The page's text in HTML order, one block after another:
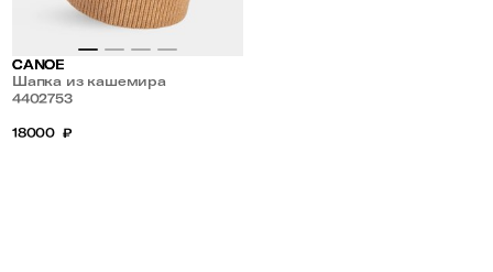
CANOE
Шапка из кашемира
4402753
18000 ₽